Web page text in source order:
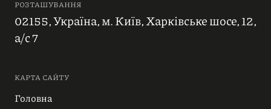
РОЗТАШУВАННЯ
02155, Україна, м. Київ, Харківське шосе, 12,
а/с 7
КАРТА САЙТУ
Головна